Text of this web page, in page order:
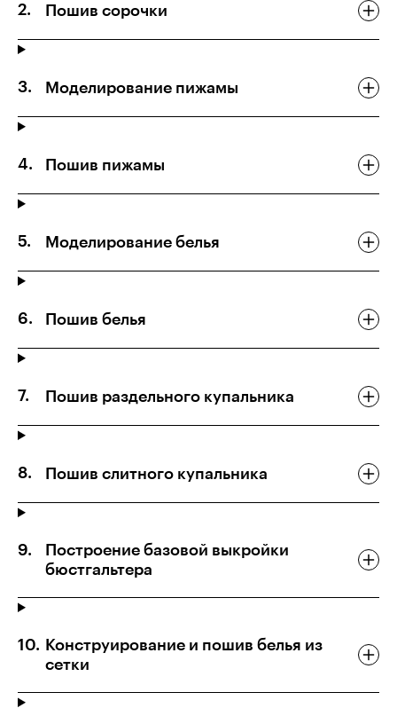
Пошив сорочки
Моделирование пижамы
Пошив пижамы
Моделирование белья
Пошив белья
Пошив раздельного купальника
Пошив слитного купальника
Построение базовой выкройки
бюстгальтера
Конструирование и пошив белья из
сетки